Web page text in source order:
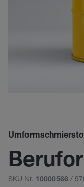
SKU Nr. 10000566 /